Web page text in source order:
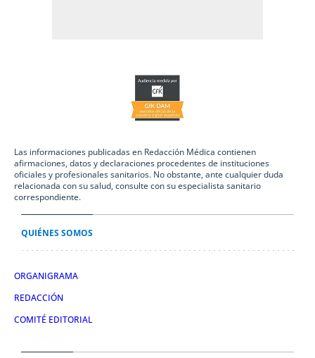
Las informaciones publicadas en Redacción Médica contienen
afirmaciones, datos y declaraciones procedentes de instituciones
oficiales y profesionales sanitarios. No obstante, ante cualquier duda
relacionada con su salud, consulte con su especialista sanitario
correspondiente.
QUIÉNES SOMOS
ORGANIGRAMA
REDACCIÓN
COMITÉ EDITORIAL